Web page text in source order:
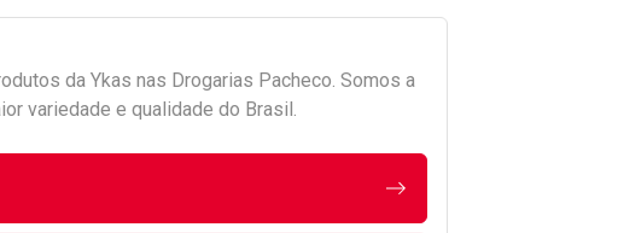
da Ykas nas Drogarias Pacheco. Somos a
variedade e qualidade do Brasil.